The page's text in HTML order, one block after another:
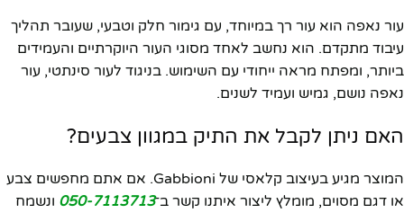
עור נאפה הוא עור רך במיוחד, עם גימור חלק וטבעי, שעובר תהליך
עיבוד מתקדם. הוא נחשב לאחד מסוגי העור היוקרתיים והעמידים
ביותר, ומפתח מראה ייחודי עם השימוש. בניגוד לעור סינתטי, עור
נאפה נושם, גמיש ועמיד לשנים.
האם ניתן לקבל את התיק במגוון צבעים?
המוצר מגיע בעיצוב קלאסי של Gabbioni. אם אתם מחפשים צבע
או דגם מסוים, מומלץ ליצור איתנו קשר ב־050-7113713 ונשמח